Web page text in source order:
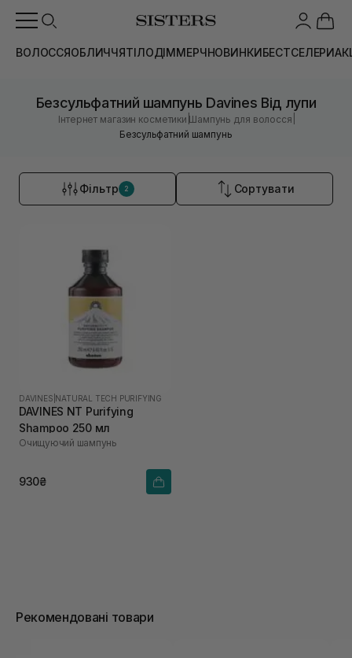
ВОЛОССЯОБЛИЧЧЯТІЛОДІММЕРЧНОВИНКИБЕСТСЕЛЕРИ
Безсульфатний шампунь Davines Від лупи
Інтернет магазин косметики |Шампунь для волосся
Безсульфатний шампунь
Фільтр 2 Сортувати
DAVINES NATURAL TECH PURIFYING
DAVINES NT Purifying
Shampoo 250 мл
Очищуючий шампунь
930₴
Рекомендовані товари